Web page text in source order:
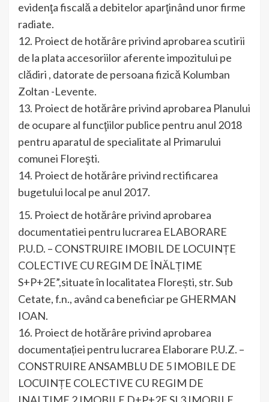
evidenţa fiscală a debitelor aparţinând unor firme
radiate.
12. Proiect de hotărâre privind aprobarea scutirii
de la plata accesoriilor aferente impozitului pe
clădiri , datorate de persoana fizică Kolumban
Zoltan -Levente.
13. Proiect de hotărâre privind aprobarea Planului
de ocupare al funcţiilor publice pentru anul 2018
pentru aparatul de specialitate al Primarului
comunei Floreşti.
14. Proiect de hotărâre privind rectificarea
bugetului local pe anul 2017.
15. Proiect de hotărâre privind aprobarea
documentatiei pentru lucrarea ELABORARE
P.U.D. – CONSTRUIRE IMOBIL DE LOCUINȚE
COLECTIVE CU REGIM DE ÎNĂLȚIME
S+P+2E”,situate în localitatea Florești, str. Sub
Cetate, f.n., având ca beneficiar pe GHERMAN
IOAN.
16. Proiect de hotărâre privind aprobarea
documentației pentru lucrarea Elaborare P.U.Z. –
CONSTRUIRE ANSAMBLU DE 5 IMOBILE DE
LOCUINȚE COLECTIVE CU REGIM DE